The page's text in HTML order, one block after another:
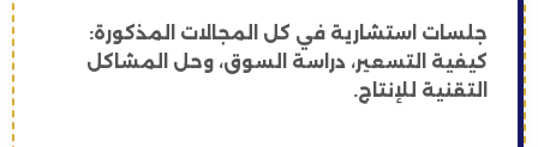
جلسات استشارية في كل المجالات المذكورة:
كيفية التسعير، دراسة السوق، وحل المشاكل
التقنية للإنتاج.